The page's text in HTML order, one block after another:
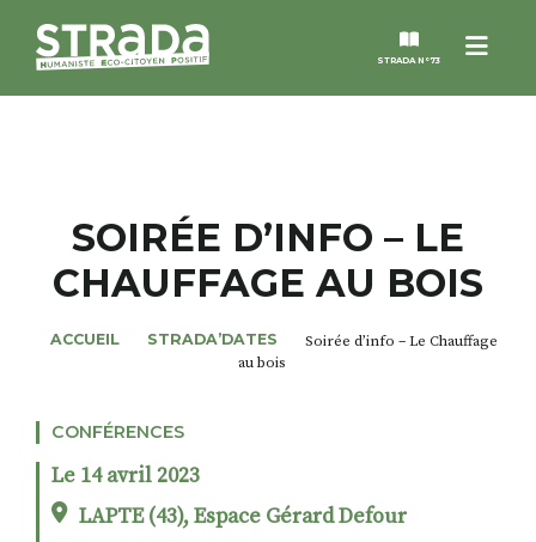
Menu
STRADA N°73
MAGAZINES
NOS THÈMES
ALTER STRADA
SOIRÉE D’INFO – LE
CHAUFFAGE AU BOIS
ACCUEIL STRADA’DATES
Soirée d’info – Le Chauffage
au bois
CONFÉRENCES
Le 14 avril 2023
LAPTE (43), Espace Gérard Defour